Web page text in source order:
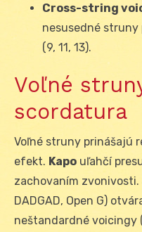
Cross-string
nesusedné
(9, 11, 13).
Voľné
scordatura
Voľné struny prinášajú
efekt. Kapo uľahčí
zachovaním zvonivosti.
DADGAD, Open G)
neštandardné voicingy